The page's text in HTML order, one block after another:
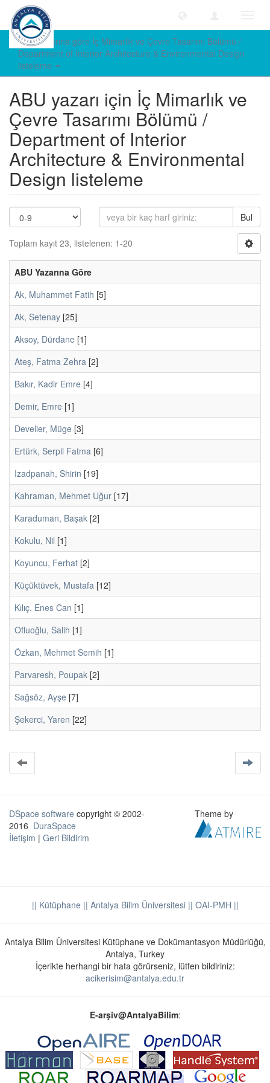
ABU yazarına göre İç Mimarlık ve Çevre Tasarımı Bölümü /
Department of Interior Architecture & Environmental Design
listeleme
ABU yazarı için İç Mimarlık ve
Çevre Tasarımı Bölümü /
Department of Interior
Architecture & Environmental
Design listeleme
Bul
Toplam kayıt 23, listelenen: 1-20
ABU Yazarına Göre
Ak, Muhammet Fatih [5]
Ak, Setenay [25]
Aksoy, Dürdane [1]
Ateş, Fatma Zehra [2]
Bakır, Kadir Emre [4]
Demir, Emre [1]
Develier, Müge [3]
Ertürk, Serpil Fatma [6]
Izadpanah, Shirin [19]
Kahraman, Mehmet Uğur [17]
Karaduman, Başak [2]
Kokulu, Nil [1]
Koyuncu, Ferhat [2]
Küçüktüvek, Mustafa [12]
Kılıç, Enes Can [1]
Ofluoğlu, Salih [1]
Özkan, Mehmet Semih [1]
Parvaresh, Poupak [2]
Sağsöz, Ayşe [7]
Şekerci, Yaren [22]
DSpace software copyright © 2002-
2016 DuraSpace
İletişim | Geri Bildirim
Theme by
|| Kütüphane || Antalya Bilim Üniversitesi || OAI-PMH ||
Antalya Bilim Üniversitesi Kütüphane ve Dokümantasyon Müdürlüğü,
Antalya, Turkey
İçerikte herhangi bir hata görürseniz, lütfen bildiriniz:
acikerisim@antalya.edu.tr
E-arşiv@AntalyaBilim: